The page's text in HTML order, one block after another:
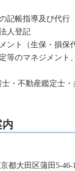
記帳指導及び代行
人登記
ント（生保・損保
等のマネジメント
・不動産鑑定士
都大田区蒲田5-46-